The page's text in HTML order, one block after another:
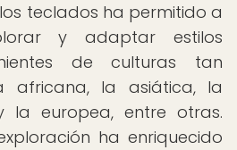
teclados ha permitido a
y adaptar estilos
de culturas tan
africana, la asiática, la
la europea, entre otras.
ha enriquecido